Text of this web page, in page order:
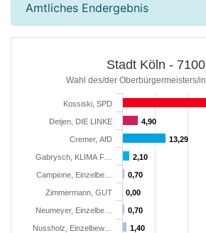
Amtliches Endergebnis
Stadt Köln -
Wahl des/der Oberbürgermeisters/
4,90
4,90
13,29
13,29
2,10
2,10
0,70
0,70
0,00
0,00
0,70
0,70
1,40
1,40
Kossiski, SPD
Detjen, DIE LINKE
Cremer, AfD
Gabrysch, KLIMA F…
Campione, Einzelbe…
Zimmermann, GUT
Neumeyer, Einzelbe…
Nussholz, Einzelbew…